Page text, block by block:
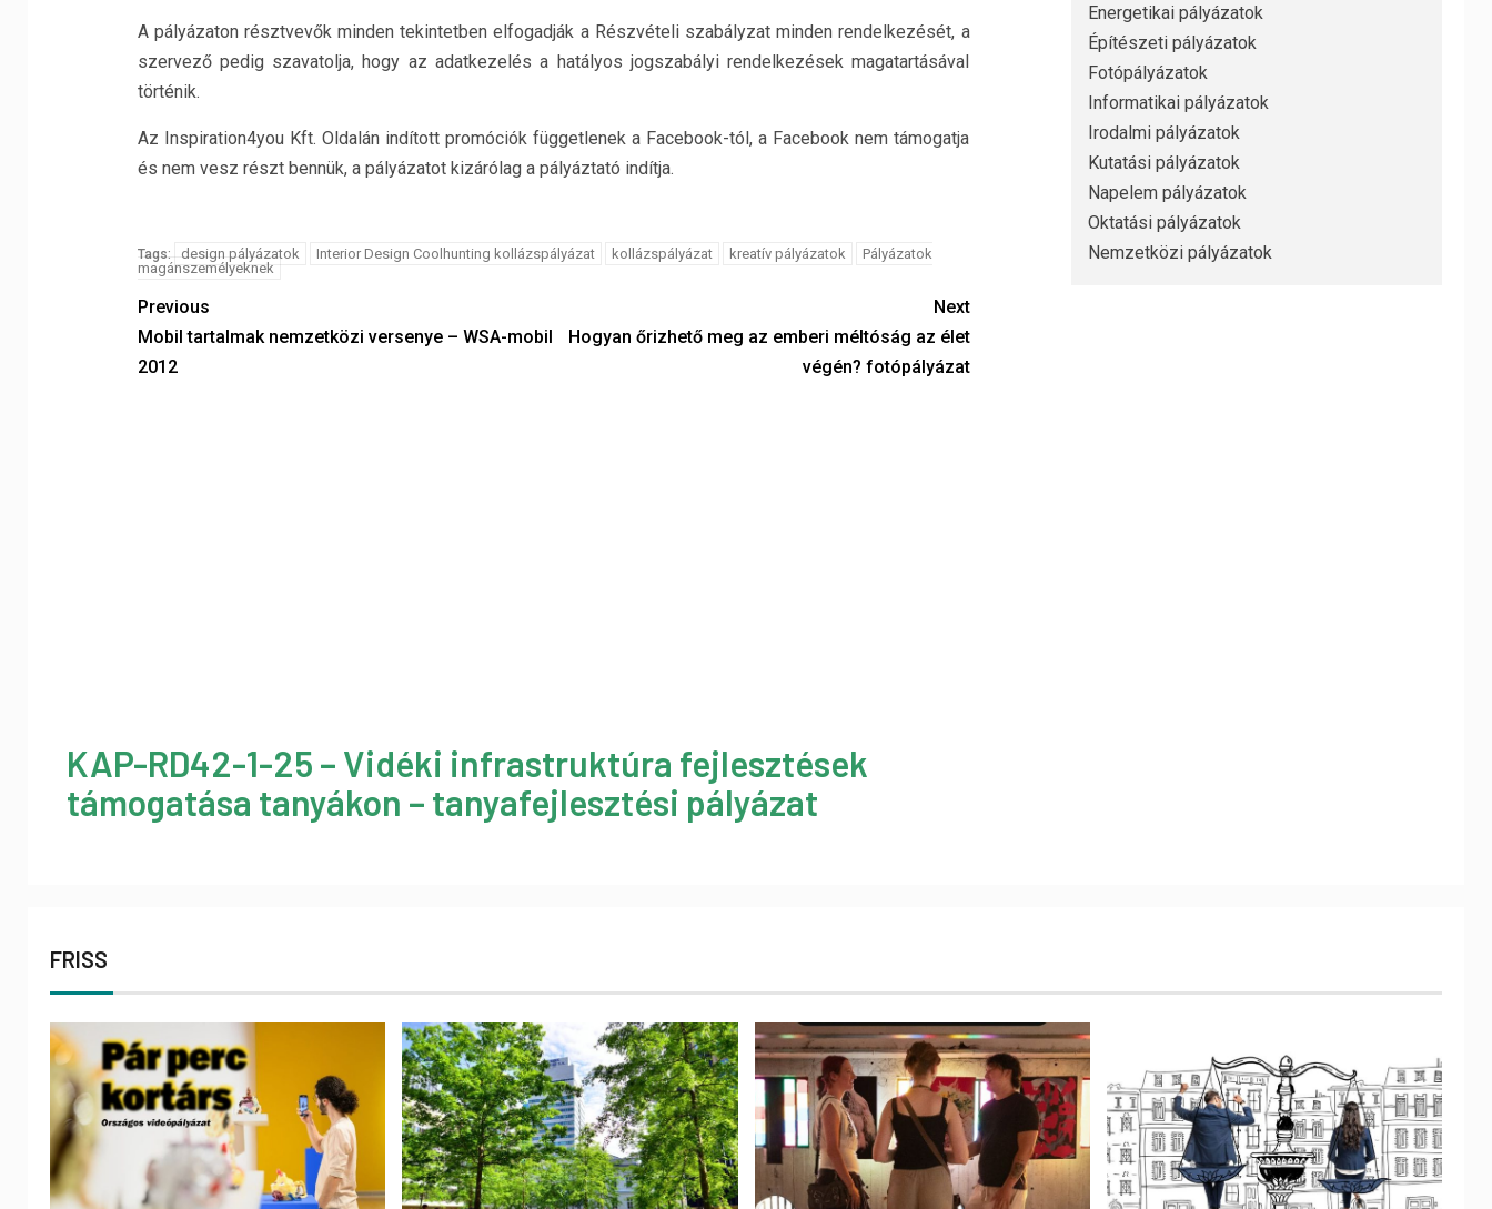
A pályázaton résztvevők minden tekintetben elfogadják a Részvételi szabályzat minden rendelkezését, a
szervező pedig szavatolja, hogy az adatkezelés a hatályos jogszabályi rendelkezések magatartásával
történik.
Az Inspiration4you Kft. Oldalán indított promóciók függetlenek a Facebook-tól, a Facebook nem támogatja
és nem vesz részt bennük, a pályázatot kizárólag a pályáztató indítja.
Tags: design pályázatok Interior Design Coolhunting kollázspályázat kollázspályázat kreatív pályázatok
Pályázatok
magánszemélyeknek
Previous
Mobil tartalmak nemzetközi versenye – WSA-mobil
2012
Next
Hogyan őrizhető meg az emberi méltóság az élet
végén? fotópályázat
KAP-RD42-1-25 – Vidéki infrastruktúra fejlesztések
támogatása tanyákon – tanyafejlesztési pályázat
Energetikai pályázatok
Építészeti pályázatok
Fotópályázatok
Informatikai pályázatok
Irodalmi pályázatok
Kutatási pályázatok
Napelem pályázatok
Oktatási pályázatok
Nemzetközi pályázatok
FRISS